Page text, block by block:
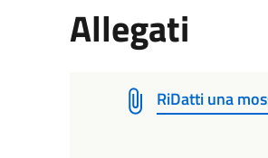
Allegati
RiDatti una